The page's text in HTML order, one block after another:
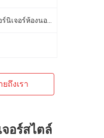
ถึงเรา
อร์สไตล์